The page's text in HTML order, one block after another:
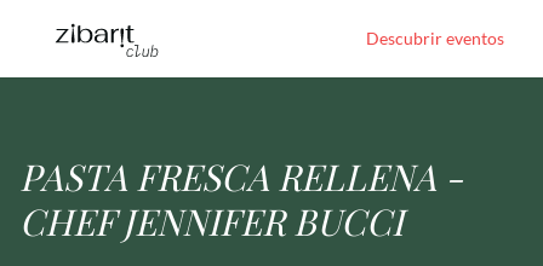
Descubrir eventos
PASTA FRESCA RELLENA -
CHEF JENNIFER BUCCI